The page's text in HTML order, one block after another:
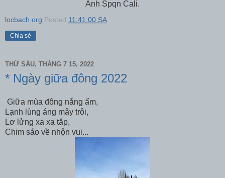
Ảnh Spqn Cali.
locbach.org Posted 11:41:00 SA
Chia sẻ
THỨ SÁU, THÁNG 7 15, 2022
* Ngày giữa đông 2022
Giữa mùa đông nắng ấm,
Lạnh lùng áng mây trôi,
Lơ lửng xa xa tắp,
Chim sáo về nhộn vui...